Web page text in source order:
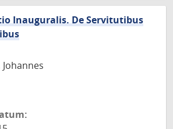
Inauguralis. De Servitutibus